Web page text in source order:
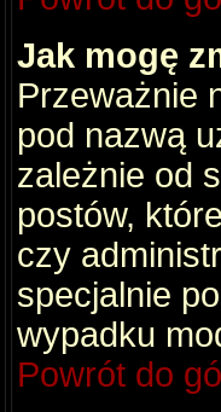
Jak mogę
Przeważnie
pod nazwą
zależnie od
postów,
czy
specjalnie
wypadku
Powrót do